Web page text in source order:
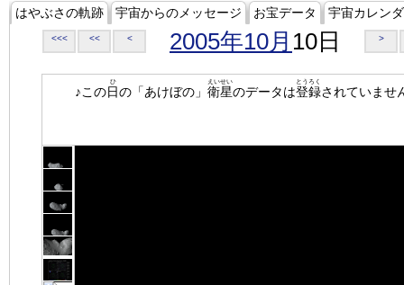
はやぶさの軌跡 宇宙からのメッセージ お宝データ 宇宙カレン
<<< << < 2005年10月 10日 >
♪この日
ひ
の「あけぼの」 衛星
えいせい
のデータは登録
とうろく
されていませ